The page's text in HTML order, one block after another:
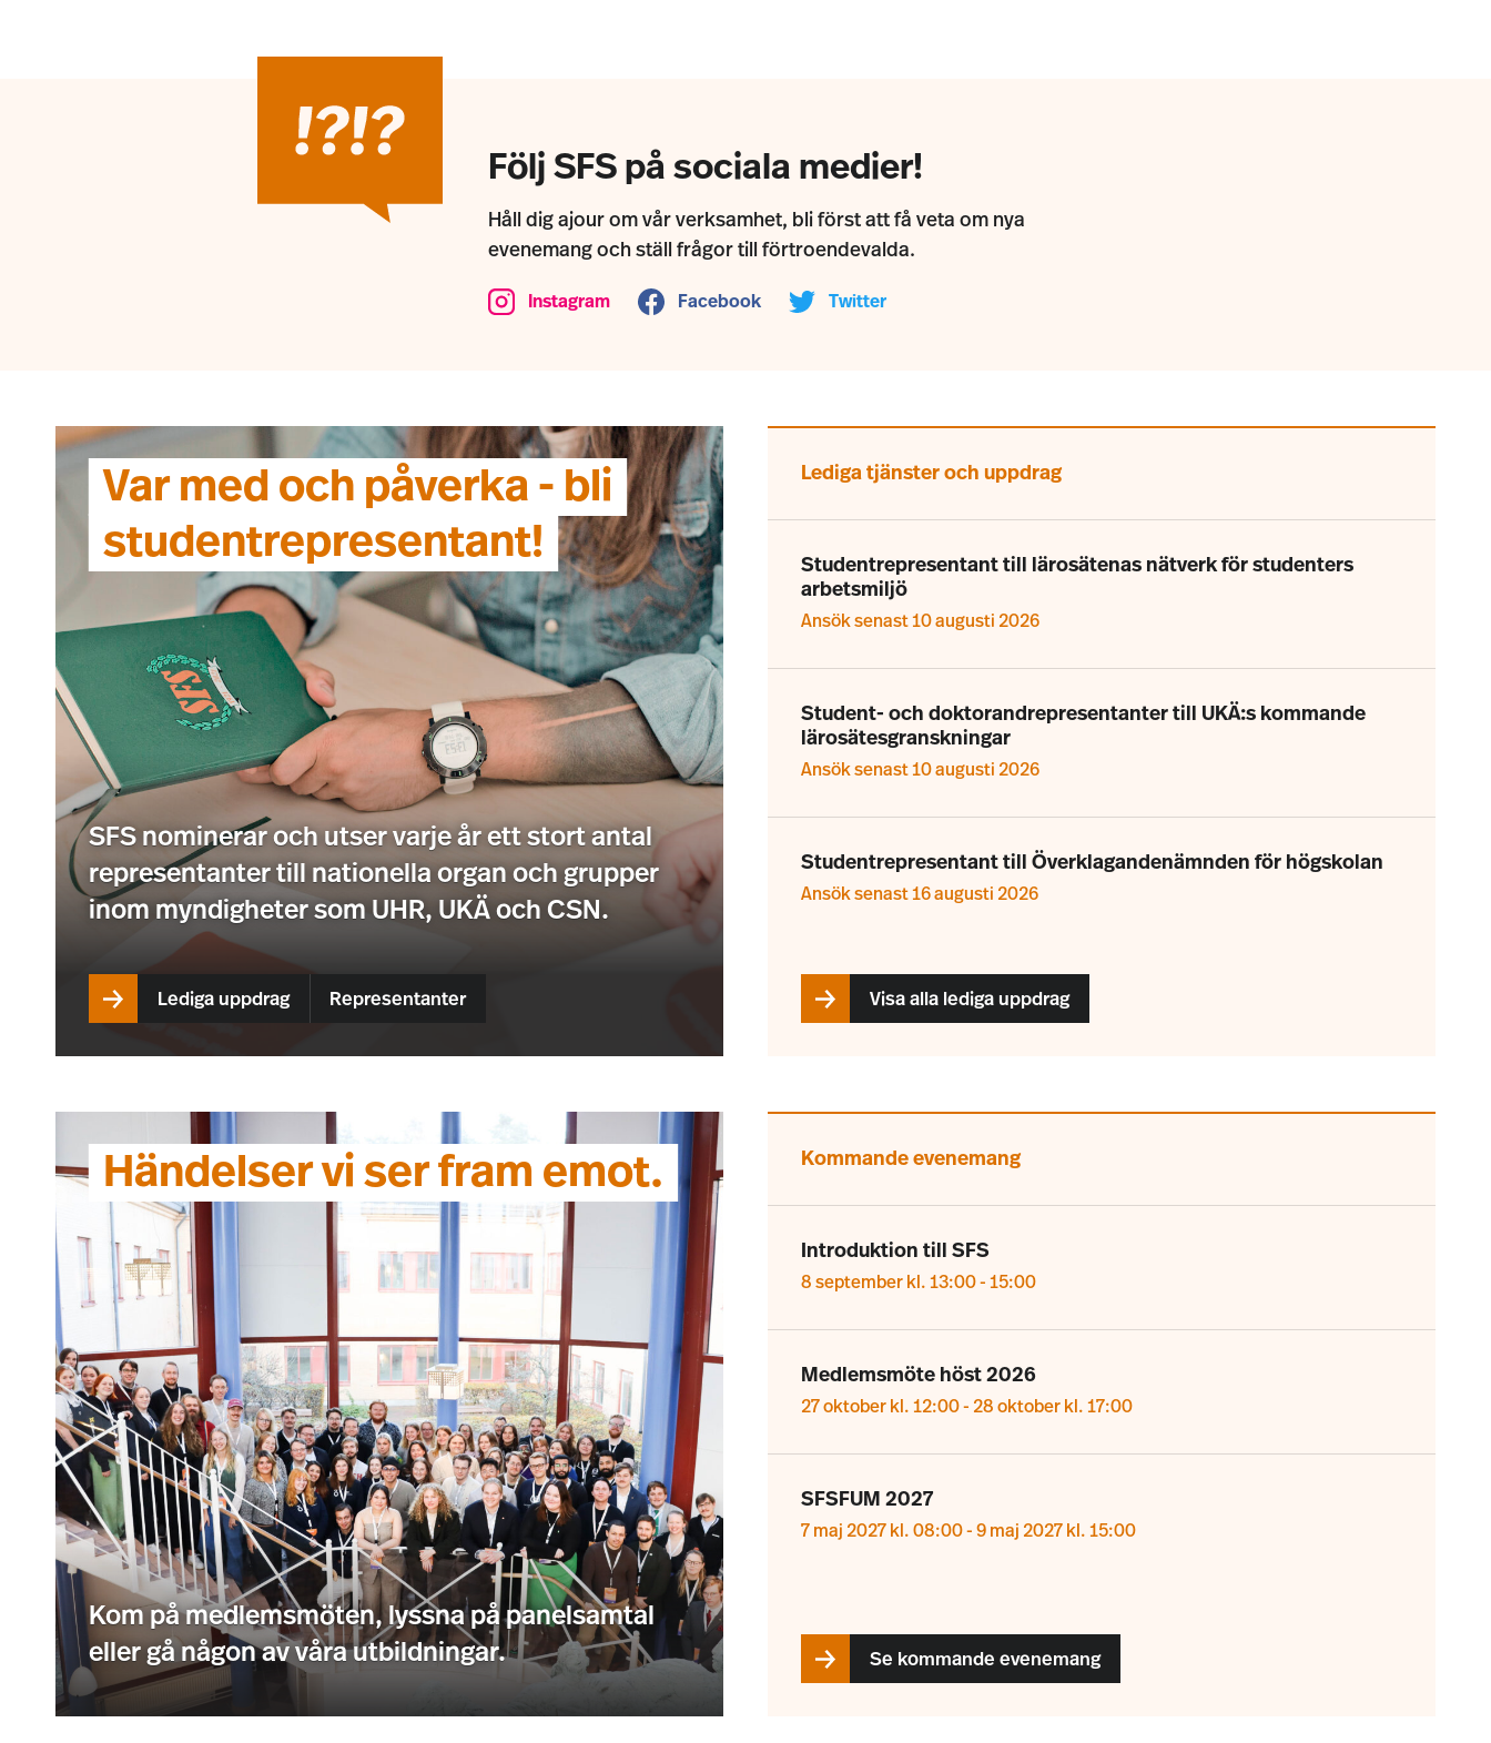
Följ SFS på sociala medier!
Håll dig ajour om vår verksamhet, bli först att få veta om nya
evenemang och ställ frågor till förtroendevalda.
Instagram Facebook Twitter
Var med och påverka - bli
studentrepresentant!
SFS nominerar och utser varje år ett stort antal
representanter till nationella organ och grupper
inom myndigheter som UHR, UKÄ och CSN.
Lediga uppdrag Representanter
Lediga tjänster och uppdrag
Studentrepresentant till lärosätenas nätverk för studenters
arbetsmiljö
Ansök senast 10 augusti 2026
Student- och doktorandrepresentanter till UKÄ:s kommande
lärosätesgranskningar
Ansök senast 10 augusti 2026
Studentrepresentant till Överklagandenämnden för högskolan
Ansök senast 16 augusti 2026
Visa alla lediga uppdrag
Händelser vi ser fram emot.
Kom på medlemsmöten, lyssna på panelsamtal
eller gå någon av våra utbildningar.
Kommande evenemang
Introduktion till SFS
8 september kl. 13:00- 15:00
Medlemsmöte höst 2026
27 oktober kl. 12:00- 28 oktober kl. 17:00
SFSFUM 2027
7 maj 2027 kl. 08:00- 9 maj 2027 kl. 15:00
Se kommande evenemang